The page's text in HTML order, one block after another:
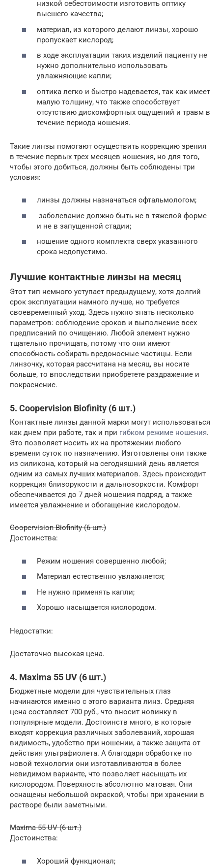
низкой себестоимости изготовить оптику
высшего качества;
материал, из которого делают линзы, хорошо
пропускает кислород;
в ходе эксплуатации таких изделий пациенту не
нужно дополнительно использовать
увлажняющие капли;
оптика легко и быстро надевается, так как имеет
малую толщину, что также способствует
отсутствию дискомфортных ощущений и травм в
течение периода ношения.
Такие линзы помогают осуществить коррекцию зрения
в течение первых трех месяцев ношения, но для того,
чтобы этого добиться, должны быть соблюдены три
условия:
линзы должны назначаться офтальмологом;
заболевание должно быть не в тяжелой форме
и не в запущенной стадии;
ношение одного комплекта сверх указанного
срока недопустимо.
Лучшие контактные линзы на месяц
Этот тип немного уступает предыдущему, хотя долгий
срок эксплуатации намного лучше, но требуется
своевременный уход. Здесь нужно знать несколько
параметров: соблюдение сроков и выполнение всех
предписаний по очищению. Любой элемент нужно
тщательно прочищать, потому что они имеют
способность собирать вредоносные частицы. Если
линзочку, которая рассчитана на месяц, вы носите
больше, то впоследствии приобретете раздражение и
покраснение.
5. Coopervision Biofinity (6 шт.)
Контактные линзы данной марки могут использоваться
как днем при работе, так и при гибком режиме ношения.
Это позволяет носить их на протяжении любого
времени суток по назначению. Изготовлены они также
из силикона, который на сегодняшний день является
одним из самых лучших материалов. Здесь происходит
коррекция близорукости и дальнозоркости. Комфорт
обеспечивается до 7 дней ношения подряд, а также
имеется увлажнение и обогащение кислородом.
Coopervision Biofinity (6 шт.)
Достоинства:
Режим ношения совершенно любой;
Материал естественно увлажняется;
Не нужно применять капли;
Хорошо насыщается кислородом.
Недостатки:
Достаточно высокая цена.
4. Maxima 55 UV (6 шт.)
Бюджетные модели для чувствительных глаз
начинаются именно с этого варианта линз. Средняя
цена составляет 700 руб., что вносит новинку в
популярные модели. Достоинств много, в которые
входят коррекция различных заболеваний, хорошая
видимость, удобство при ношении, а также защита от
действия ультрафиолета. А благодаря обработке по
новой технологии они изготавливаются в более
невидимом варианте, что позволяет насыщать их
кислородом. Поверхность абсолютно матовая. Они
оснащены небольшой окраской, чтобы при хранении в
растворе были заметными.
Maxima 55 UV (6 шт.)
Достоинства:
Хороший функционал;